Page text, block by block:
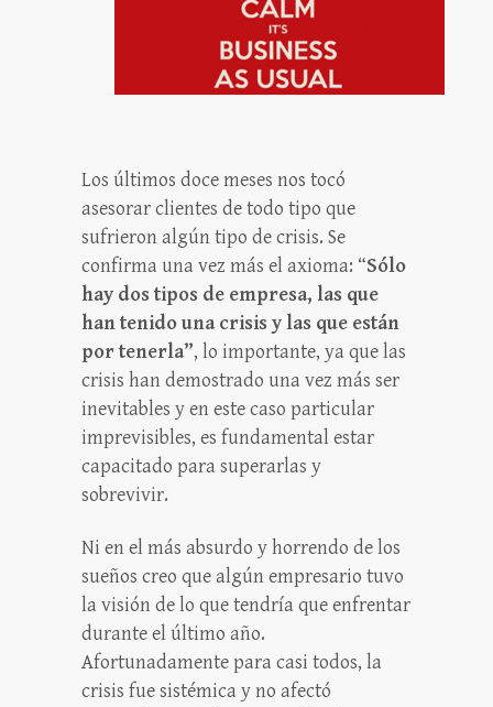
Los últimos doce meses nos tocó
asesorar clientes de todo tipo que
sufrieron algún tipo de crisis. Se
confirma una vez más el axioma: “Sólo
hay dos tipos de empresa, las que
han tenido una crisis y las que están
por tenerla”, lo importante, ya que las
crisis han demostrado una vez más ser
inevitables y en este caso particular
imprevisibles, es fundamental estar
capacitado para superarlas y
sobrevivir.
Ni en el más absurdo y horrendo de los
sueños creo que algún empresario tuvo
la visión de lo que tendría que enfrentar
durante el último año.
Afortunadamente para casi todos, la
crisis fue sistémica y no afectó